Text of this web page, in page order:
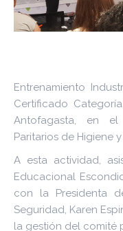
Entrenamiento
Certificado
Antofagasta, en
Paritarios de Higiene
A esta actividad,
Educacional
con la Presidenta
Seguridad, Karen
la gestión del comité